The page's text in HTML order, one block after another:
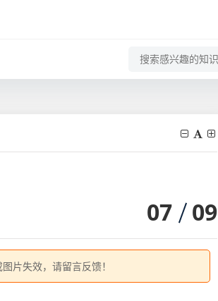
07 09
片失效，请留言反馈！